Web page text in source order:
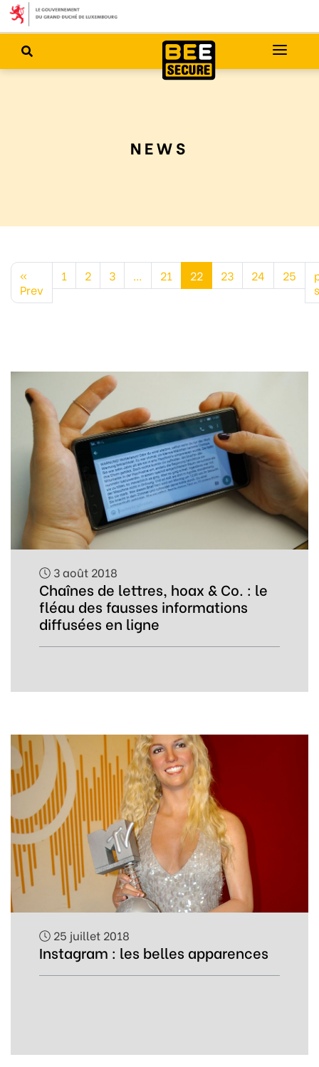
NEWS
3 août 2018
Chaînes de lettres, hoax & Co. : le
fléau des fausses informations
diffusées en ligne
25 juillet 2018
Instagram : les belles apparences
«
Prev
1 2 3 … 21 22 23 24 25